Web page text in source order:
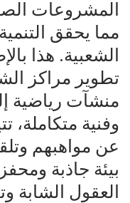
المشروعات
مما يحقق
الشعبية. هذا
تطوير مراكز
منشآت رياضية
وفنية متكاملة،
عن مواهبهم
بيئة جاذبة
العقول الشابة